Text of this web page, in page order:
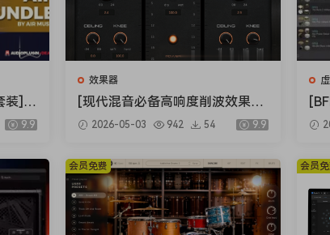
（又名 de-mixing， unmixing， sound extraction，
，范围从 +18dB 升压到几乎完全消除。听起来很棒 无
:D RUMS 都可以用来以一种新的、独特的方式塑造和增
革命性的无反射混响插件。与传统的基于反射的声学房间
富度和黄油般光滑的尾音，而不会掩盖声源。它保留了
“body” – 使其非常适合混音和母带处理应用程序。
especializado en herramientas para el análisis
capaz de eliminar o resaltar las baterías y
reverberaciones o Unfilter, que como su nombre
todo esto en la medica de lo posible, pues en
装] A
5.9
9.9
效果器
[现代混音必备高响度削波效果插
件] Audioloom Maciel Audio De
ux Clipper v1.0.0 [WiN, MacOS
2026-05-03 942 54 9.9
D3
B）
会员免费 会员